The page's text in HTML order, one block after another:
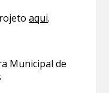
aqui.
Municipal de